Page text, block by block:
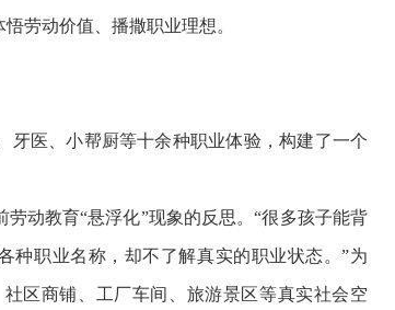
劳动价值、播撒职业理想。
医、小帮厨等十余种职业体验，构建了一个
动教育“悬浮化”现象的反思。“很多孩子能背
种职业名称，却不了解真实的职业状态。”为
区商铺、工厂车间、旅游景区等真实社会空